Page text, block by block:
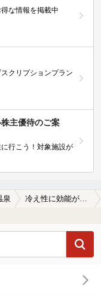
な情報を掲載中
クリプションプラン
株主優待のご案
行こう！対象施設が
泉 冷え性に効能がある湯ノ口温泉の温泉、日帰り温泉、スーパー銭湯おすすめ